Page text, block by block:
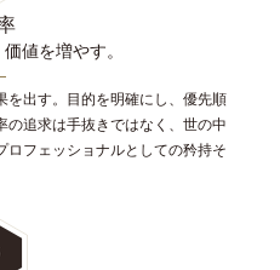
値を増やす。
を出す。目的を明確にし、優先順
の追求は手抜きではなく、世の中
ロフェッショナルとしての矜持そ